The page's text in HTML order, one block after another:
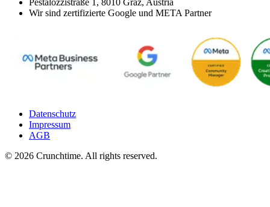
Wir sind zertifizierte Google und META Partner
Datenschutz
Impressum
AGB
© 2026 Crunchtime. All rights reserved.